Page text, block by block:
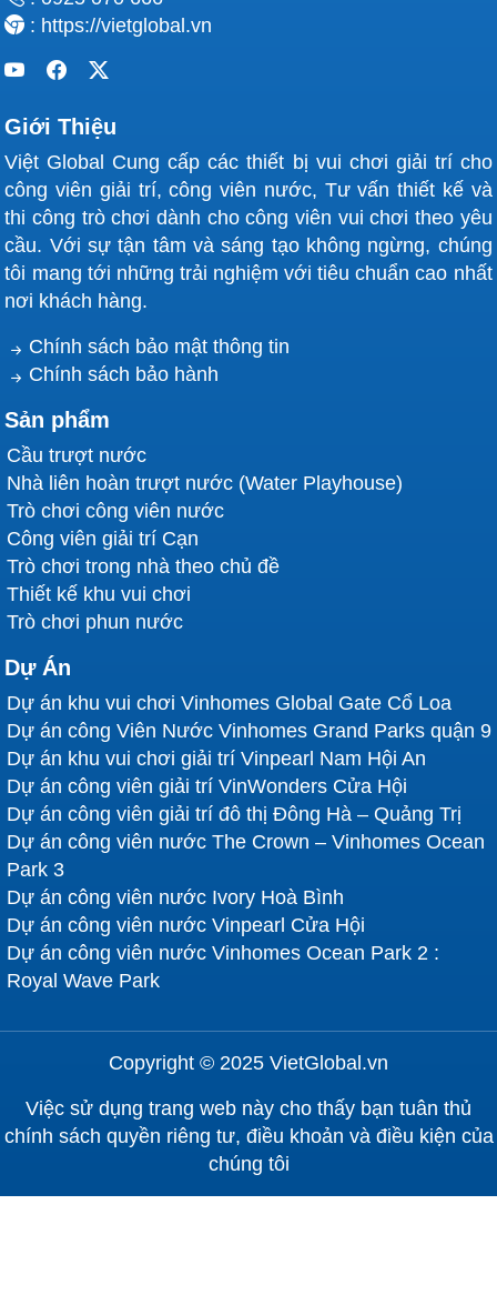
: https://vietglobal.vn
Giới Thiệu
Việt Global Cung cấp các thiết bị vui chơi giải trí cho
công viên giải trí, công viên nước, Tư vấn thiết kế và
thi công trò chơi dành cho công viên vui chơi theo yêu
cầu. Với sự tận tâm và sáng tạo không ngừng, chúng
tôi mang tới những trải nghiệm với tiêu chuẩn cao nhất
nơi khách hàng.
Chính sách bảo mật thông tin
Chính sách bảo hành
Sản phẩm
Cầu trượt nước
Nhà liên hoàn trượt nước (Water Playhouse)
Trò chơi công viên nước
Công viên giải trí Cạn
Trò chơi trong nhà theo chủ đề
Thiết kế khu vui chơi
Trò chơi phun nước
Dự Án
Dự án khu vui chơi Vinhomes Global Gate Cổ Loa
Dự án công Viên Nước Vinhomes Grand Parks quận 9
Dự án khu vui chơi giải trí Vinpearl Nam Hội An
Dự án công viên giải trí VinWonders Cửa Hội
Dự án công viên giải trí đô thị Đông Hà – Quảng Trị
Dự án công viên nước The Crown – Vinhomes Ocean
Park 3
Dự án công viên nước Ivory Hoà Bình
Dự án công viên nước Vinpearl Cửa Hội
Dự án công viên nước Vinhomes Ocean Park 2 :
Royal Wave Park
Copyright © 2025 VietGlobal.vn
Việc sử dụng trang web này cho thấy bạn tuân thủ
chính sách quyền riêng tư, điều khoản và điều kiện của
chúng tôi